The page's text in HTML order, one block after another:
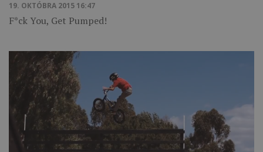
19. OKTÓBRA 2015 16:47
F*ck You, Get Pumped!